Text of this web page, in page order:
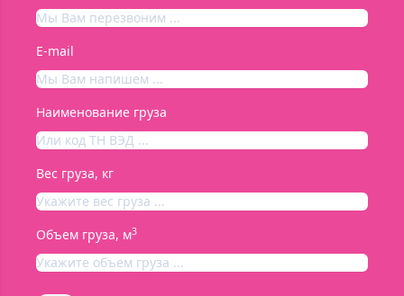
E-mail
Наименование груза
Вес груза, кг
Объем груза, м3